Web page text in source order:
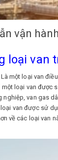
vận
loại van
Là một loại van
một loại van được
nghiệp, van gas
van được sử
về các loại van